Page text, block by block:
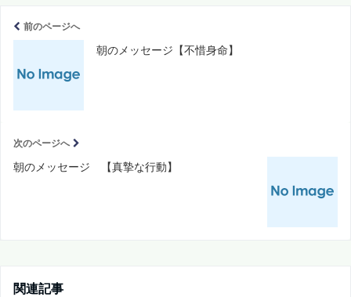
前のページへ
朝のメッセージ【不惜身命】
次のページへ
朝のメッセージ 【真摯な行動】
関連記事